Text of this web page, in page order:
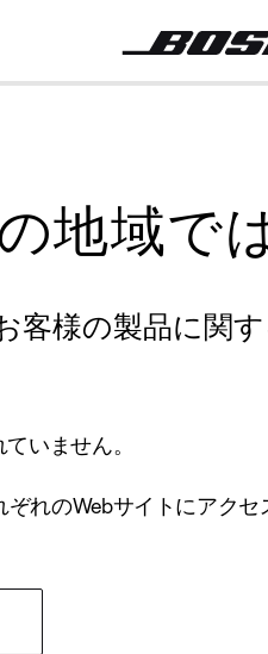
地域で
客様の製品に関
いません。
れのWebサイトにアク